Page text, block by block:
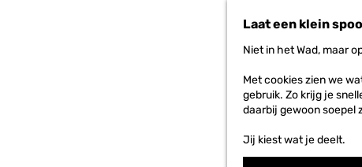
Laat een klein
Niet in het Wad, maar
Met cookies zien we
gebruik. Zo krijg je
daarbij gewoon soepel
Jij kiest wat je deelt.